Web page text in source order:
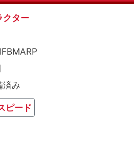
クター
済み
ピード